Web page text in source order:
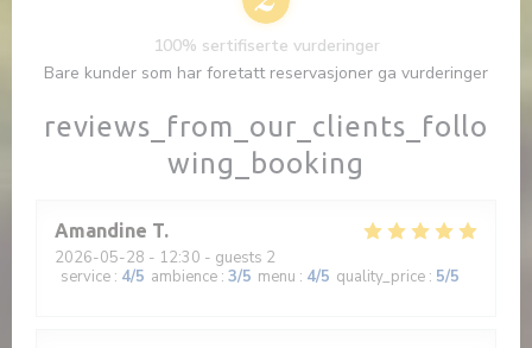
reviews_from_our_clients_follo
wing_booking
Amandine T
2026-05-28 - 12:30 - guests 2
service : 4/5 ambience : 3/5 menu : 4/5 quality_price : 5/5
100% sertifiserte vurderinger
Bare kunder som har foretatt reservasjoner ga vurderinger